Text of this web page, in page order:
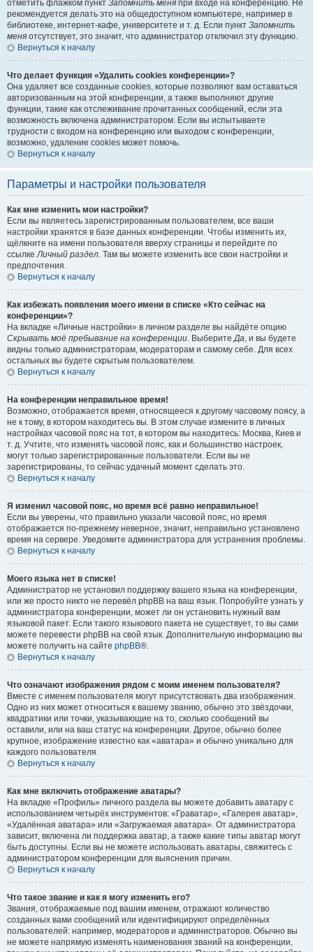
отметить флажком пункт Запомнить меня при входе на конференцию. Не
рекомендуется делать это на общедоступном компьютере, например в
библиотеке, интернет-кафе, университете и т. д. Если пункт Запомнить
меня отсутствует, это значит, что администратор отключил эту функцию.
Вернуться к началу
Что делает функция «Удалить cookies конференции»?
Она удаляет все созданные cookies, которые позволяют вам оставаться
авторизованным на этой конференции, а также выполняют другие
функции, такие как отслеживание прочитанных сообщений, если эта
возможность включена администратором. Если вы испытываете
трудности с входом на конференцию или выходом с конференции,
возможно, удаление cookies может помочь.
Вернуться к началу
Параметры и настройки пользователя
Как мне изменить мои настройки?
Если вы являетесь зарегистрированным пользователем, все ваши
настройки хранятся в базе данных конференции. Чтобы изменить их,
щёлкните на имени пользователя вверху страницы и перейдите по
ссылкеЛичный раздел. Там вы можете изменить все свои настройки и
предпочтения.
Вернуться к началу
Как избежать появления моего имени в списке «Кто сейчас на
конференции»?
На вкладке «Личные настройки» в личном разделе вы найдёте опцию
Скрывать моё пребывание на конференции. ВыберитеДа, и вы будете
видны только администраторам, модераторам и самому себе. Для всех
остальных вы будете скрытым пользователем.
Вернуться к началу
На конференции неправильное время!
Возможно, отображается время, относящееся к другому часовому поясу, а
не к тому, в котором находитесь вы. В этом случае измените в личных
настройках часовой пояс на тот, в котором вы находитесь: Москва, Киев и
т. д. Учтите, что изменять часовой пояс, как и большинство настроек,
могут только зарегистрированные пользователи. Если вы не
зарегистрированы, то сейчас удачный момент сделать это.
Вернуться к началу
Я изменил часовой пояс, но время всё равно неправильное!
Если вы уверены, что правильно указали часовой пояс, но время
отображается по-прежнему неверное, значит, неправильно установлено
время на сервере. Уведомите администратора для устранения проблемы.
Вернуться к началу
Моего языка нет в списке!
Администратор не установил поддержку вашего языка на конференции,
или же просто никто не перевёл phpBB на ваш язык. Попробуйте узнать у
администратора конференции, может ли он установить нужный вам
языковой пакет. Если такого языкового пакета не существует, то вы сами
можете перевести phpBB на свой язык. Дополнительную информацию вы
можете получить на сайте phpBB®.
Вернуться к началу
Что означают изображения рядом с моим именем пользователя?
Вместе с именем пользователя могут присутствовать два изображения.
Одно из них может относиться к вашему званию, обычно это звёздочки,
квадратики или точки, указывающие на то, сколько сообщений вы
оставили, или на ваш статус на конференции. Другое, обычно более
крупное, изображение известно как «аватара» и обычно уникально для
каждого пользователя.
Вернуться к началу
Как мне включить отображение аватары?
На вкладке «Профиль» личного раздела вы можете добавить аватару с
использованием четырёх инструментов: «Граватар», «Галерея аватар»,
«Удалённая аватара» или «Загружаемая аватара». От администратора
зависит, включена ли поддержка аватар, а также какие типы аватар могут
быть доступны. Если вы не можете использовать аватары, свяжитесь с
администратором конференции для выяснения причин.
Вернуться к началу
Что такое звание и как я могу изменить его?
Звания, отображаемые под вашим именем, отражают количество
созданных вами сообщений или идентифицируют определённых
пользователей: например, модераторов и администраторов. Обычно вы
не можете напрямую изменять наименования званий на конференции,